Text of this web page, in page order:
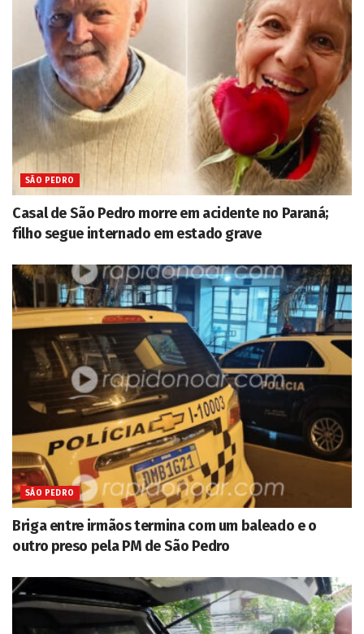
SÃO PEDRO
Casal de São Pedro morre em acidente no Paraná;
filho segue internado em estado grave
SÃO PEDRO
Briga entre irmãos termina com um baleado e o
outro preso pela PM de São Pedro